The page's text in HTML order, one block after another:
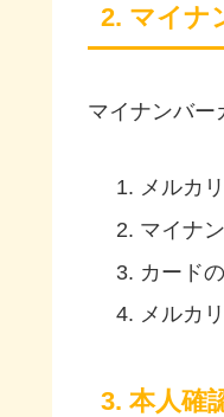
2. マイナ
マイナンバー
メルカ
マイナ
カード
メルカ
3. 本人確